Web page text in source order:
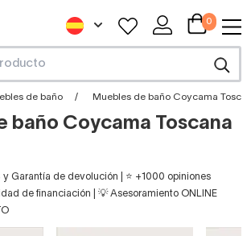
0
de baño Muebles de baño Coycama
baño Coycama Toscana
Garantía de devolución | ⭐ +1000 opiniones
de financiación | 💡 Asesoramiento ONLINE